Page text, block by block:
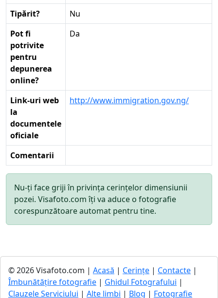
Tipărit?
Nu
Pot fi
potrivite
pentru
depunerea
online?
Da
Link-uri web
la
documentele
oficiale
http://www.immigration.gov.ng/
Comentarii
Nu-ți face griji în privința cerințelor dimensiunii
pozei. Visafoto.com îți va aduce o fotografie
corespunzătoare automat pentru tine.
© 2026 Visafoto.com | Acasă | Cerințe | Contacte |
Îmbunătățire fotografie | Ghidul Fotografului |
Clauzele Serviciului | Alte limbi | Blog | Fotografie